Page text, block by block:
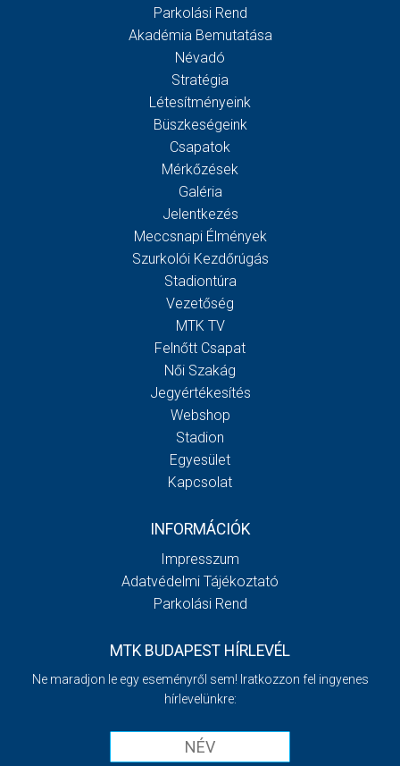
Parkolási Rend
Akadémia Bemutatása
Névadó
Stratégia
Létesítményeink
Büszkeségeink
Csapatok
Mérkőzések
Galéria
Jelentkezés
Meccsnapi Élmények
Szurkolói Kezdőrúgás
Stadiontúra
Vezetőség
MTK TV
Felnőtt Csapat
Női Szakág
Jegyértékesítés
Webshop
Stadion
Egyesület
Kapcsolat
INFORMÁCIÓK
Impresszum
Adatvédelmi Tájékoztató
Parkolási Rend
MTK BUDAPEST HÍRLEVÉL
Ne maradjon le egy eseményről sem! Iratkozzon fel ingyenes
hírlevelünkre: